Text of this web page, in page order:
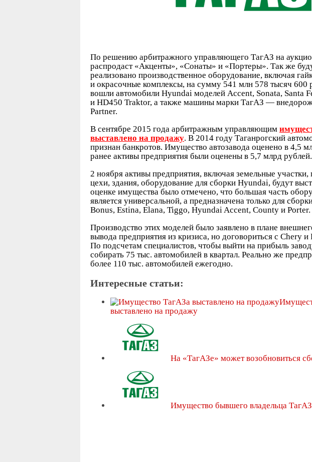
По решению арбитражного управляющего ТагАЗ на
распродаст «Акценты», «Сонаты» и «Портеры». Так же
реализовано производственное оборудование, включая
и окрасочные комплексы, на сумму 541 млн 578 тысяч 600
вошли автомобили Hyundai моделей Accent, Sonata, Santa
и HD450 Traktor, а также машины марки ТагАЗ —
Partner.
В сентябре 2015 года арбитражным управляющим
выставлено на продажу. В 2014 году Таганрогский
признан банкротов. Имущество автозавода оценено в 4,5
ранее активы предприятия были оценены в 5,7 млрд рублей.
2 ноября активы предприятия, включая земельные участки,
цехи, здания, оборудование для сборки Hyundai, будут
оценке имущества было отмечено, что большая часть
является универсальной, а предназначена только для
Bonus, Estina, Elana, Tiggo, Hyundai Accent, County и Porter.
Производство этих моделей было заявлено в плане
вывода предприятия из кризиса, но договориться с Chery
По подсчетам специалистов, чтобы выйти на прибыль
собирать 75 тыс. автомобилей в квартал. Реально же
более 110 тыс. автомобилей ежегодно.
Интересные статьи:
выставлено на продажу
На «ТагАЗе» может возобновиться
Имущество бывшего владельца